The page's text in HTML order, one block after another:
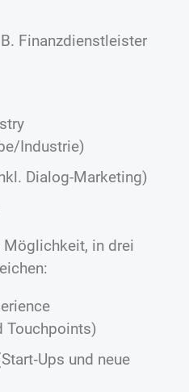
Finanzdienstleister
Industrie)
Dialog-Marketing)
Möglichkeit, in drei
Touchpoints)
und neue